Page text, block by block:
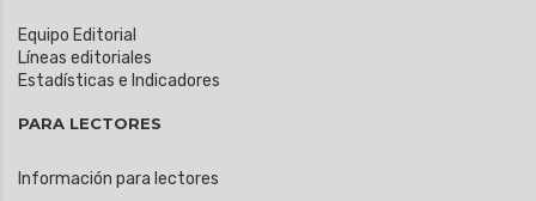
Equipo Editorial
Líneas editoriales
Estadísticas e Indicadores
PARA LECTORES
Información para lectores